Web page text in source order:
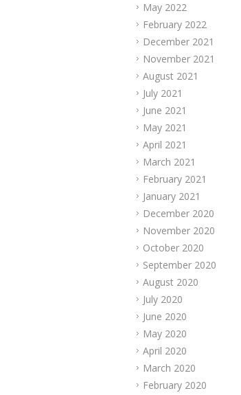
May 2022
February 2022
December 2021
November 2021
August 2021
July 2021
June 2021
May 2021
April 2021
March 2021
February 2021
January 2021
December 2020
November 2020
October 2020
September 2020
August 2020
July 2020
June 2020
May 2020
April 2020
March 2020
February 2020